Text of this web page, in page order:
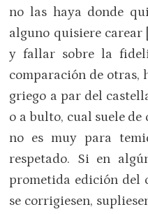
no las haya donde
alguno quisiere carear
y fallar sobre la
comparación de
griego a par del
o a bulto, cual suele
no es muy para
respetado. Si en
prometida edición del
se corrigiesen,